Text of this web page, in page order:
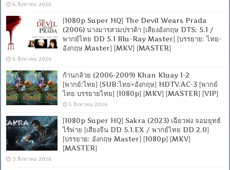
6 สิงหาคม 2026
[1080p Super HQ] The Devil Wears Prada
(2006) นางมารสวมปราด้า [เสียงอังกฤษ DTS: 5.1 /
พากย์ไทย DD 5.1 Blu-Ray Master] [บรรยาย: ไทย-
อังกฤษ Master] [MKV] [MASTER]
6 สิงหาคม 2026
ก้านกล้วย (2006-2009) Khan Kluay 1-2
[พากย์:ไทย] [SUB:ไทย+อังกฤษ] HDTV.AC-3 [พากย์
ไทย บรรยายไทย] [1080p] [MKV] [MASTER] [VIP]
5 สิงหาคม 2026
[1080p Super HQ] Sakra (2023) เฉียวฟง จอมยุทธ์
ไร้พ่าย [เสียงจีน DD 5.1.EX / พากย์ไทย DD 2.0]
[บรรยาย: อังกฤษ Master] [1080p] [MKV]
[MASTER]
3 สิงหาคม 2026